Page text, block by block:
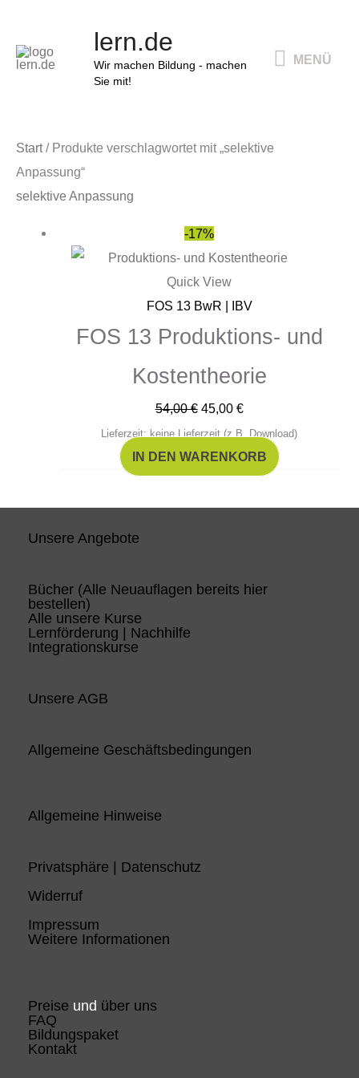
springen
lern.de
Wir machen Bildung - machen
Sie mit!
MENÜ
Start/ Produkte verschlagwortet mit „selektive
Anpassung“
selektive Anpassung
-17%
Quick View
FOS 13 BwR | IBV
FOS 13 Produktions- und
Kostentheorie
54,00€
Ursprünglicher
Preis
war:
54,00 €
45,00 €
Preis
45,00 €.
Lieferzeit: keine Lieferzeit (z.B. Download)
IN DEN WARENKORB
Unsere Angebote
Bücher (Alle Neuauflagen bereits hier
bestellen)
Alle unsere Kurse
Lernförderung | Nachhilfe
Integrationskurse
Unsere AGB
Allgemeine Geschäftsbedingungen
Allgemeine Hinweise
Privatsphäre | Datenschutz
Widerruf
Impressum
Weitere Informationen
Preise und über uns
FAQ
Bildungspaket
Kontakt